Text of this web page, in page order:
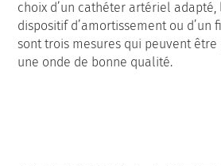
choix d’un cathéter artériel adapté,
dispositif d’amortissement ou
sont trois mesures qui peuvent
une onde de bonne qualité.